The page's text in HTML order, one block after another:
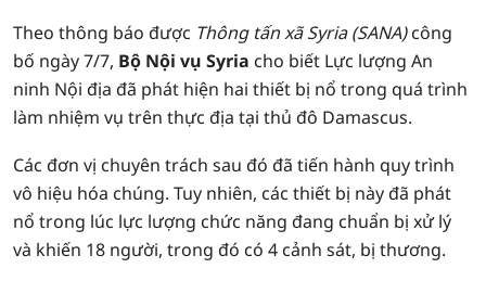
Theo thông báo được Thông tấn xã Syria (SANA)công
bố ngày 7/7, Bộ Nội vụ Syria cho biết Lực lượng An
ninh Nội địa đã phát hiện hai thiết bị nổ trong quá trình
làm nhiệm vụ trên thực địa tại thủ đô Damascus.
Các đơn vị chuyên trách sau đó đã tiến hành quy trình
vô hiệu hóa chúng. Tuy nhiên, các thiết bị này đã phát
nổ trong lúc lực lượng chức năng đang chuẩn bị xử lý
và khiến 18 người, trong đó có 4 cảnh sát, bị thương.